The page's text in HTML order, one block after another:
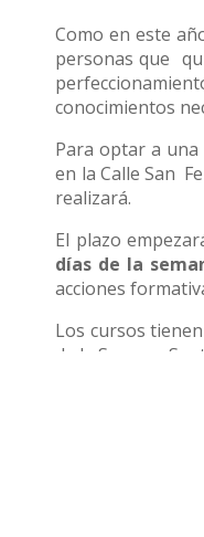
Como en este
personas que
conocimientos
Para optar a
en la Calle San
realizará.
El plazo
días de la
acciones
Los cursos
de la Semana